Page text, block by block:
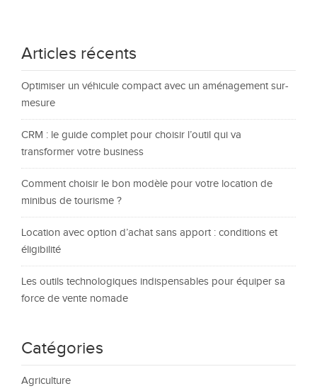
Articles récents
Optimiser un véhicule compact avec un aménagement sur-
mesure
CRM : le guide complet pour choisir l’outil qui va
transformer votre business
Comment choisir le bon modèle pour votre location de
minibus de tourisme ?
Location avec option d’achat sans apport : conditions et
éligibilité
Les outils technologiques indispensables pour équiper sa
force de vente nomade
Catégories
Agriculture